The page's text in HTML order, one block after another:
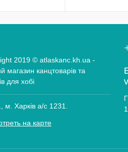
2019 © atlaskanc.kh.ua -
магазин канцтоварів та
для хобі
м. Харків а/с 1231.
на карте